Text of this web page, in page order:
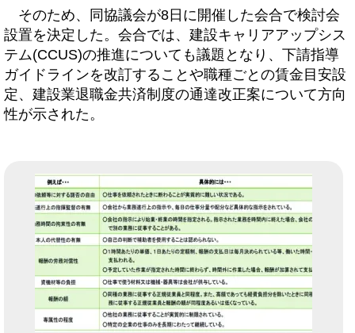
そのため、同協議会が8日に開催した会合で検討会
設置を決定した。会合では、建設キャリアアップシス
テム(CCUS)の推進についても議題となり、下請指導
ガイドラインを改訂することや職種ごとの賃金目安設
定、建設業退職金共済制度の通達改正案について方向
性が示された。